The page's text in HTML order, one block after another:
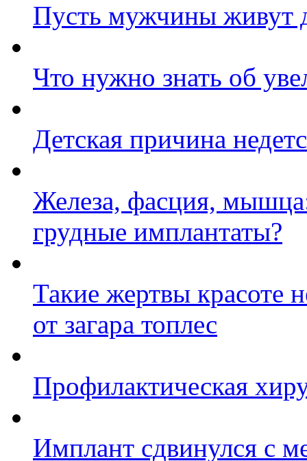
Пусть мужчины живут
Что нужно знать об
Детская причина
Железа, фасция,
грудные имплантаты?
Такие жертвы красоте
от загара топлес
Профилактическая
Имплант сдвинулся с